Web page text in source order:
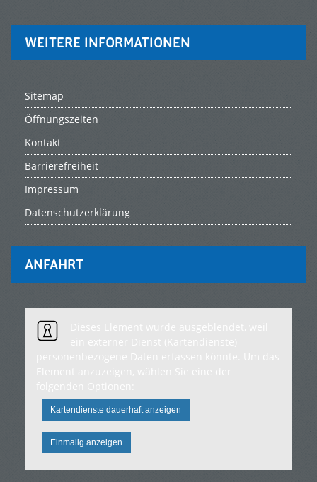
WEITERE INFORMATIONEN
Sitemap
Öffnungszeiten
Kontakt
Barrierefreiheit
Impressum
Datenschutzerklärung
ANFAHRT
Kartendienste dauerhaft anzeigen
Einmalig anzeigen